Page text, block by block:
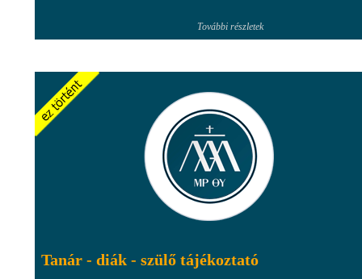
További részletek
Tanár - diák - szülő tájékoztató